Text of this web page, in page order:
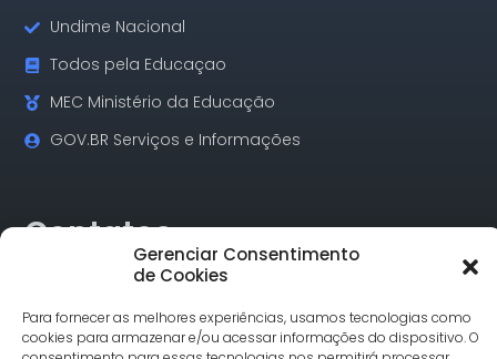
Gerenciar Consentimento
de Cookies
Para fornecer as melhores experiências, usamos tecnologias como
cookies para armazenar e/ou acessar informações do dispositivo. O
Undime Nacional
Todos pela Educaçao
MEC Ministério da Educação
GOV.BR Serviços e Informações
Contatos
Belo Horizonte/MG
Tel.: (31) 3342-1748